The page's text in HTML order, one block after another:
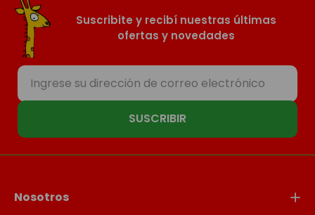
Suscribite y recibí nuestras últimas
ofertas y novedades
SUSCRIBIR
Nosotros